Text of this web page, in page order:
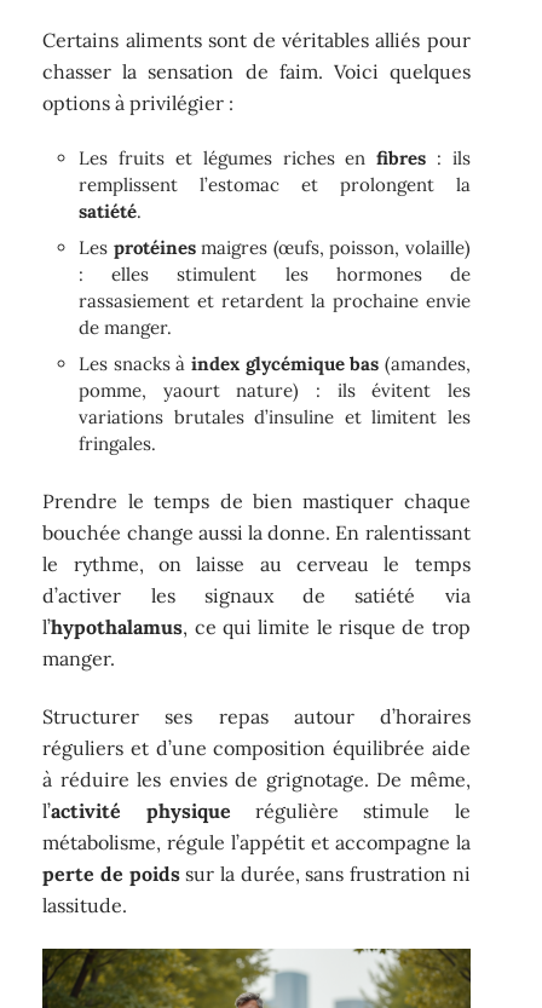
Certains aliments sont de véritables alliés pour
chasser la sensation de faim. Voici quelques
options à privilégier :
Les fruits et légumes riches enfibres : ils
remplissent l’estomac et prolongent la
satiété.
Les protéinesmaigres (œufs, poisson, volaille)
: elles stimulent les hormones de
rassasiement et retardent la prochaine envie
de manger.
Les snacks à index glycémique bas (amandes,
pomme, yaourt nature) : ils évitent les
variations brutales d’insuline et limitent les
fringales.
Prendre le temps de bien mastiquer chaque
bouchée change aussi la donne. En ralentissant
le rythme, on laisse au cerveau le temps
d’activer les signaux de satiété via
l’hypothalamus, ce qui limite le risque de trop
manger.
Structurer ses repas autour d’horaires
réguliers et d’une composition équilibrée aide
à réduire les envies de grignotage. De même,
l’activité physique régulière stimule le
métabolisme, régule l’appétit et accompagne la
perte de poidssur la durée, sans frustration ni
lassitude.